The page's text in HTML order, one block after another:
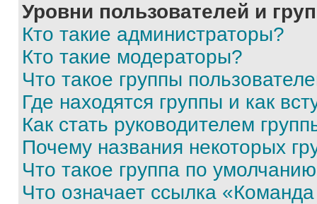
Уровни пользователей и
Кто такие администраторы?
Кто такие модераторы?
Что такое группы
Где находятся группы и как
Как стать руководителем
Почему названия некоторых
Что такое группа по
Что означает ссылка